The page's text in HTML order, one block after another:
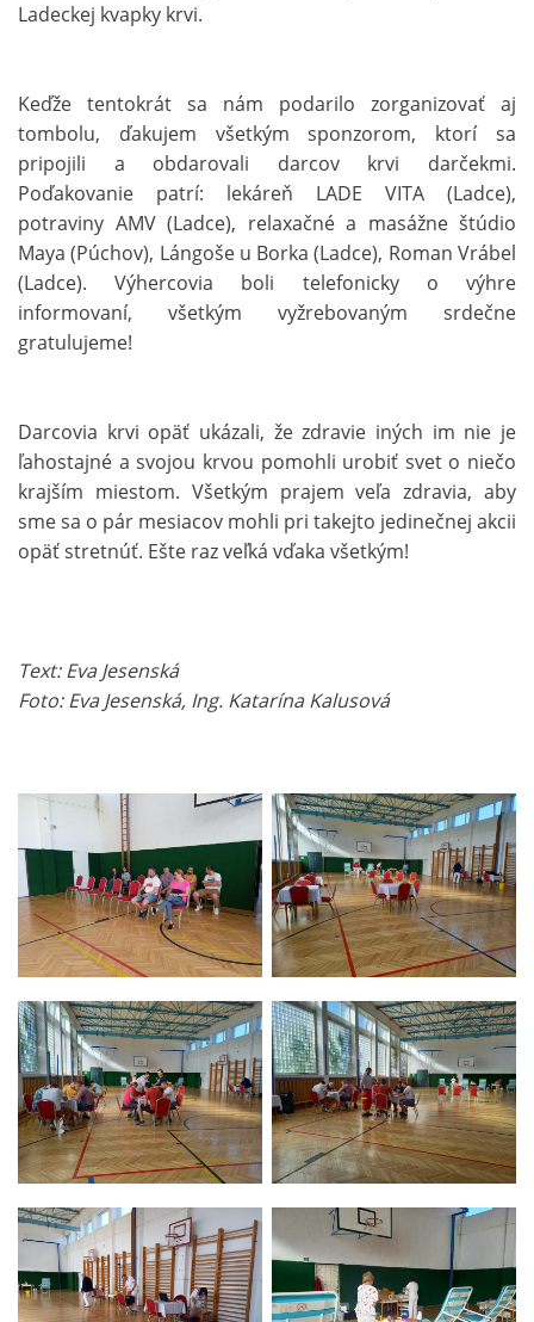
Ladeckej kvapky krvi.
Keďže tentokrát sa nám podarilo zorganizovať aj
tombolu, ďakujem všetkým sponzorom, ktorí sa
pripojili a obdarovali darcov krvi darčekmi.
Poďakovanie patrí: lekáreň LADE VITA (Ladce),
potraviny AMV (Ladce), relaxačné a masážne štúdio
Maya (Púchov), Lángoše u Borka (Ladce), Roman Vrábel
(Ladce). Výhercovia boli telefonicky o výhre
informovaní, všetkým vyžrebovaným srdečne
gratulujeme!
Darcovia krvi opäť ukázali, že zdravie iných im nie je
ľahostajné a svojou krvou pomohli urobiť svet o niečo
krajším miestom. Všetkým prajem veľa zdravia, aby
sme sa o pár mesiacov mohli pri takejto jedinečnej akcii
opäť stretnúť. Ešte raz veľká vďaka všetkým!
Text: Eva Jesenská
Foto: Eva Jesenská, Ing. Katarína Kalusová